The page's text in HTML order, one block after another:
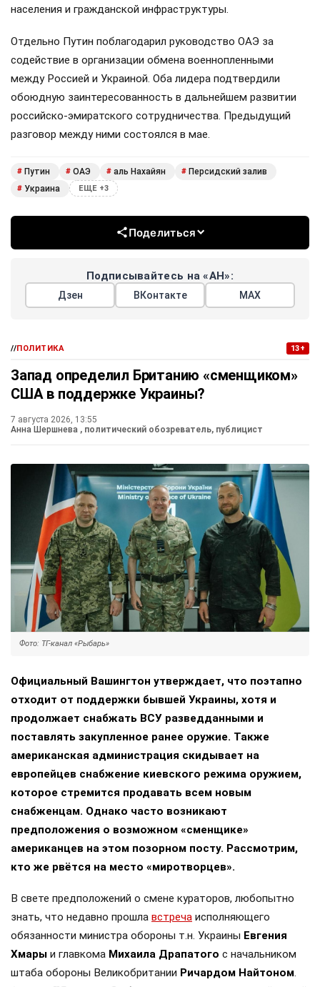
населения и гражданской инфраструктуры.
Отдельно Путин поблагодарил руководство ОАЭ за
содействие в организации обмена военнопленными
между Россией и Украиной. Оба лидера подтвердили
обоюдную заинтересованность в дальнейшем развитии
российско-эмиратского сотрудничества. Предыдущий
разговор между ними состоялся в мае.
# Путин # ОАЭ # аль Нахайян # Персидский залив
# Украина ЕЩЕ +3
Поделиться
Подписывайтесь на «АН»:
Дзен ВКонтакте МАХ
//ПОЛИТИКА 13+
Запад определил Британию «сменщиком»
США в поддержке Украины?
7 августа 2026, 13:55
Анна Шершнева , политический обозреватель, публицист
Фото: ТГ-канал «Рыбарь»
Официальный Вашингтон утверждает, что поэтапно
отходит от поддержки бывшей Украины, хотя и
продолжает снабжать ВСУ разведданными и
поставлять закупленное ранее оружие. Также
американская администрация скидывает на
европейцев снабжение киевского режима оружием,
которое стремится продавать всем новым
снабженцам. Однако часто возникают
предположения о возможном «сменщике»
американцев на этом позорном посту. Рассмотрим,
кто же рвётся на место «миротворцев».
В свете предположений о смене кураторов, любопытно
знать, что недавно прошла встреча исполняющего
обязанности министра обороны т.н. Украины Евгения
Хмары и главкома Михаила Драпатого с начальником
штаба обороны Великобритании Ричардом Найтоном.